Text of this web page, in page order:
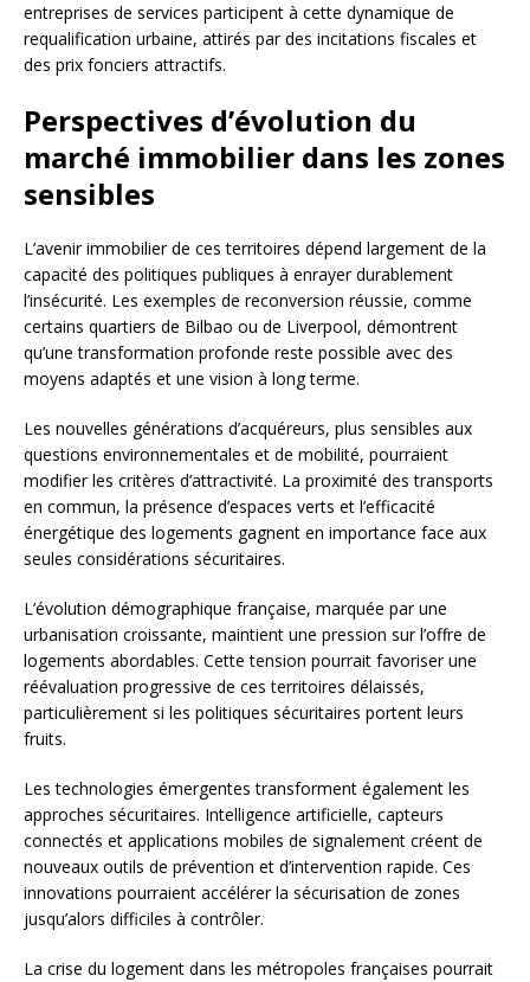
entreprises de services participent à cette dynamique de
requalification urbaine, attirés par des incitations fiscales et
des prix fonciers attractifs.
Perspectives d’évolution du
marché immobilier dans les zones
sensibles
L’avenir immobilier de ces territoires dépend largement de la
capacité des politiques publiques à enrayer durablement
l’insécurité. Les exemples de reconversion réussie, comme
certains quartiers de Bilbao ou de Liverpool, démontrent
qu’une transformation profonde reste possible avec des
moyens adaptés et une vision à long terme.
Les nouvelles générations d’acquéreurs, plus sensibles aux
questions environnementales et de mobilité, pourraient
modifier les critères d’attractivité. La proximité des transports
en commun, la présence d’espaces verts et l’efficacité
énergétique des logements gagnent en importance face aux
seules considérations sécuritaires.
L’évolution démographique française, marquée par une
urbanisation croissante, maintient une pression sur l’offre de
logements abordables. Cette tension pourrait favoriser une
réévaluation progressive de ces territoires délaissés,
particulièrement si les politiques sécuritaires portent leurs
fruits.
Les technologies émergentes transforment également les
approches sécuritaires. Intelligence artificielle, capteurs
connectés et applications mobiles de signalement créent de
nouveaux outils de prévention et d’intervention rapide. Ces
innovations pourraient accélérer la sécurisation de zones
jusqu’alors difficiles à contrôler.
La crise du logement dans les métropoles françaises pourrait